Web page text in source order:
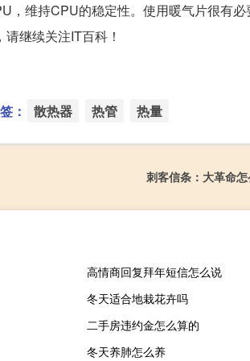
，维持CPU的稳定性。使用暖气片很有
继续关注IT百科！
： 散热器 热管 热量
刺客信条：大革命
高情商回复拜年短信怎么说
冬天适合地栽花卉吗
二手房违约金怎么算的
冬天养肺怎么养